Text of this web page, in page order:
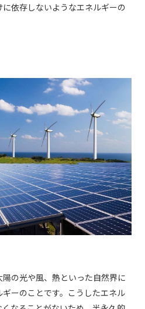
依存しないようなエネルギーの
の光や風、熱といった自然界に
ーのことです。こうしたエネル